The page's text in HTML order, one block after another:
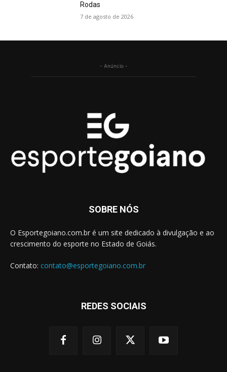
Rodas
7 de agosto de 2026
- Anúncio -
SOBRE NÓS
O Esportegoiano.com.br é um site dedicado à divulgação e ao
crescimento do esporte no Estado de Goiás.
Contato: contato@esportegoiano.com.br
REDES SOCIAIS